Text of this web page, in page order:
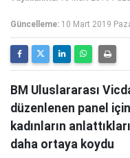
Güncelleme: 10 Mart 2019
BM Uluslararası
düzenlenen panel
kadınların
daha ortaya koydu